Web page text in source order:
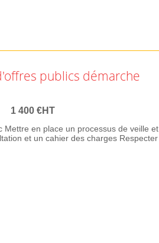
publics démarche
1 400 €HT
en place un processus de veille et
et un cahier des charges Respecter